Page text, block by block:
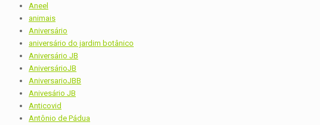
Aneel
animais
Aniversário
aniversário do jardim botânico
Aniversário JB
AniversárioJB
AniversarioJBB
Anivesário JB
Anticovid
Antônio de Pádua